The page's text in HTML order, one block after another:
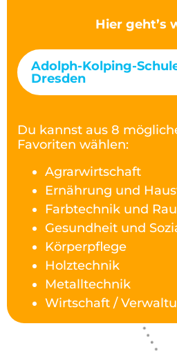
Hier geht’s
Adolph-Kolping-
Dresden
Du kannst aus 8
Favoriten wählen:
Agrarwirtschaft
Ernährung und
Farbtechnik und
Gesundheit und
Körperpflege
Holztechnik
Metalltechnik
Wirtschaft /